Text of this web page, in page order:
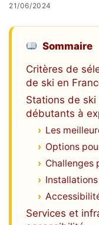
21/06/2024
Sommaire
Critères de
de ski en
Stations de
débutants à
Les
Options
Challenges
Services et